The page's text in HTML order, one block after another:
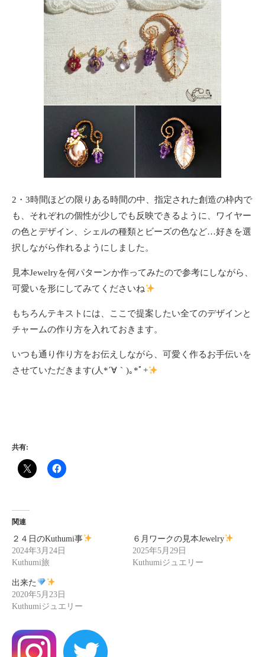
2・3時間ほどの限りある時間の中、指定された創造の枠内で
も、それぞれの個性が少しでも反映できるように、ワイヤー
の色とデザイン、シェルの種類とビーズの色など…好きを選
択しながら作れるようにしました。
見本Jewelryを何パターンか作ってみたので参考にしながら、
可愛いを形にしてみてくださいね
もちろんテキストには、ここで提案したい全てのデザインと
チャームの作り方を入れておきます。
いつも通り作り方をお伝えしながら、可愛く作るお手伝いを
させていただきます(⁠人⁠*⁠´⁠∀⁠｀⁠)⁠｡⁠*ﾟ⁠+
共有:
関連
２４日のKuthumi事
2024年3月24日
Kuthumi旅
６月ワークの見本Jewelry
2025年5月29日
Kuthumiジュエリー
出来た
2020年5月23日
Kuthumiジュエリー